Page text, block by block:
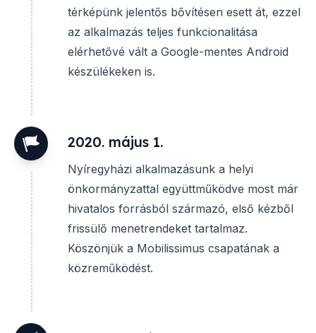
térképünk jelentős bővítésen esett át, ezzel
az alkalmazás teljes funkcionalitása
elérhetővé vált a Google-mentes Android
készülékeken is.
2020. május 1.
Nyíregyházi alkalmazásunk a helyi
önkormányzattal együttműködve most már
hivatalos forrásból származó, első kézből
frissülő menetrendeket tartalmaz.
Köszönjük a Mobilissimus csapatának a
közreműködést.